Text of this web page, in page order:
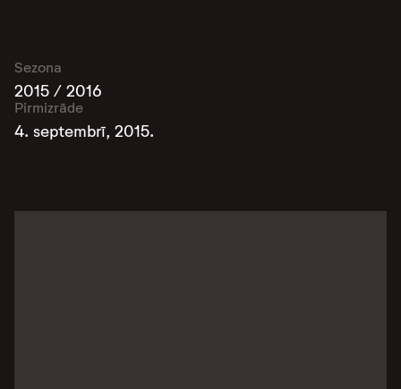
Sezona
2015 / 2016
Pirmizrāde
4. septembrī, 2015.